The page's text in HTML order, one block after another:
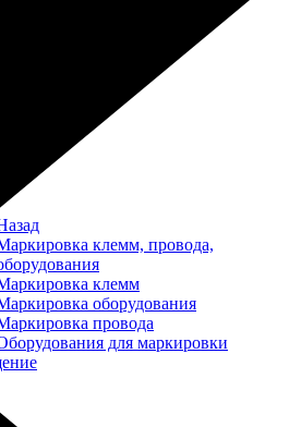
клемм, провода,
клемм
оборудования
провода
для маркировки